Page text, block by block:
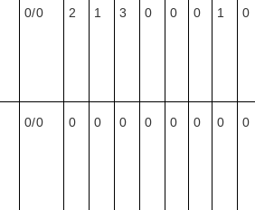
0/0 2 1 3 0 0 0 1 0
0/0 0 0 0 0 0 0 0 0